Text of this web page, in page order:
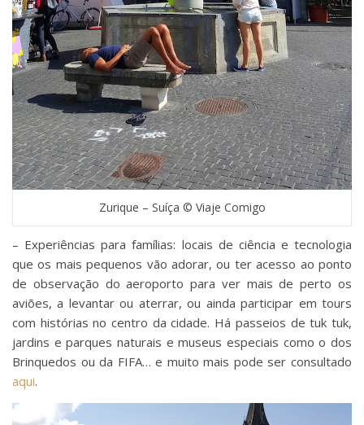
Zurique – Suíça © Viaje Comigo
– Experiências para famílias: locais de ciência e tecnologia
que os mais pequenos vão adorar, ou ter acesso ao ponto
de observação do aeroporto para ver mais de perto os
aviões, a levantar ou aterrar, ou ainda participar em tours
com histórias no centro da cidade. Há passeios de tuk tuk,
jardins e parques naturais e museus especiais como o dos
Brinquedos ou da FIFA… e muito mais pode ser consultado
aqui.